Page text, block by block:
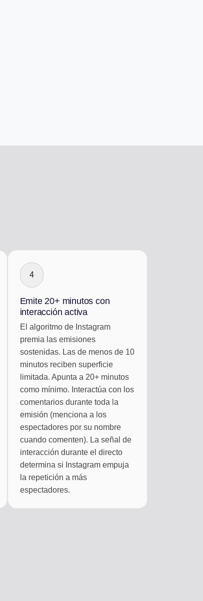
4
Emite 20+ minutos con
interacción activa
El algoritmo de Instagram
premia las emisiones
sostenidas. Las de menos de 10
minutos reciben superficie
limitada. Apunta a 20+ minutos
como mínimo. Interactúa con los
comentarios durante toda la
emisión (menciona a los
espectadores por su nombre
cuando comenten). La señal de
interacción durante el directo
determina si Instagram empuja
la repetición a más
espectadores.